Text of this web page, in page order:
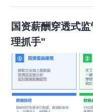
国资薪酬穿透式
理抓手"